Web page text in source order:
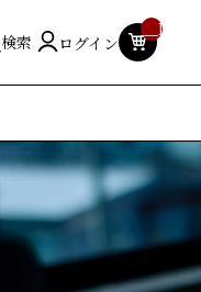
検索 ログイン